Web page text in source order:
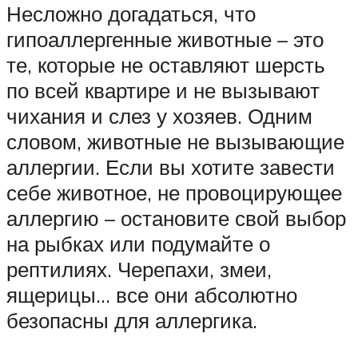
Несложно догадаться, что
гипоаллергенные животные – это
те, которые не оставляют шерсть
по всей квартире и не вызывают
чихания и слез у хозяев. Одним
словом, животные не вызывающие
аллергии. Если вы хотите завести
себе животное, не провоцирующее
аллергию – остановите свой выбор
на рыбках или подумайте о
рептилиях. Черепахи, змеи,
ящерицы… все они абсолютно
безопасны для аллергика.